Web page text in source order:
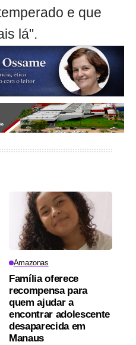
e que
lá".
Amazonas
Família oferece
recompensa para
quem ajudar a
encontrar adolescente
desaparecida em
Manaus